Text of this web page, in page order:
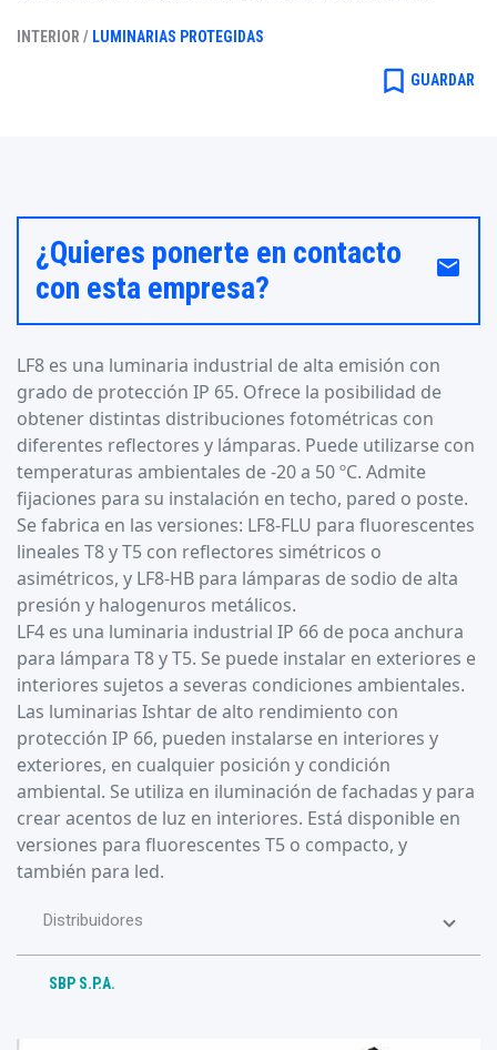
INTERIOR / LUMINARIAS PROTEGIDAS
bookmark_border GUARDAR
¿Quieres ponerte en contacto
con esta empresa?
email
LF8 es una luminaria industrial de alta emisión con
grado de protección IP 65. Ofrece la posibilidad de
obtener distintas distribuciones fotométricas con
diferentes reflectores y lámparas. Puede utilizarse con
temperaturas ambientales de -20 a 50 ºC. Admite
fijaciones para su instalación en techo, pared o poste.
Se fabrica en las versiones: LF8-FLU para fluorescentes
lineales T8 y T5 con reflectores simétricos o
asimétricos, y LF8-HB para lámparas de sodio de alta
presión y halogenuros metálicos.
LF4 es una luminaria industrial IP 66 de poca anchura
para lámpara T8 y T5. Se puede instalar en exteriores e
interiores sujetos a severas condiciones ambientales.
Las luminarias Ishtar de alto rendimiento con
protección IP 66, pueden instalarse en interiores y
exteriores, en cualquier posición y condición
ambiental. Se utiliza en iluminación de fachadas y para
crear acentos de luz en interiores. Está disponible en
versiones para fluorescentes T5 o compacto, y
también para led.
Distribuidores
SBP S.P.A.